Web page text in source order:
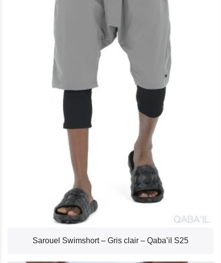
Sarouel Swimshort – Gris clair – Qaba’il S25